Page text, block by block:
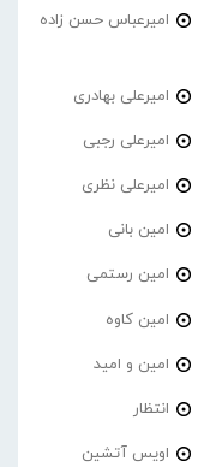
امیرعباس حسن زاده
امیرعلی بهادری
امیرعلی رجبی
امیرعلی نظری
امین بانی
امین رستمی
امین کاوه
امین و امید
انتظار
اویس آتشین